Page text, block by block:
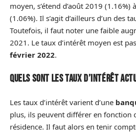
moyen, s’étend d’août 2019 (1.16%)
(1.06%). Il s’agit d’ailleurs d’un des
Toutefois, il faut noter une faible
2021. Le taux d’intérêt moyen est
février 2022.
Quels sont les taux d’intérêt
Les taux d’intérêt varient d’une
plus, ils peuvent différer en fonction
résidence. Il faut alors en tenir